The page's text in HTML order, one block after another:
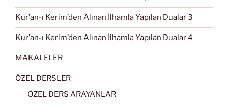
Kur’an-ı Kerim’den Alınan İlhamla Yapılan Dualar 3
Kur’an-ı Kerim’den Alınan İlhamla Yapılan Dualar 4
MAKALELER
ÖZEL DERSLER
ÖZEL DERS ARAYANLAR